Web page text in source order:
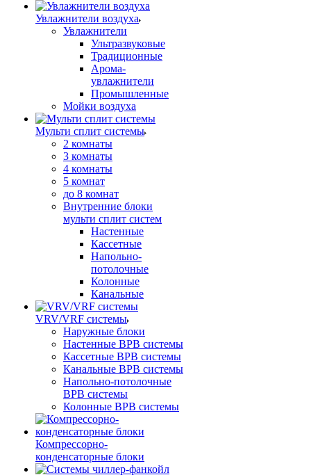
Увлажнители воздуха
Увлажнители
Ультразвуковые
Традиционные
Арома-
увлажнители
Промышленные
Мойки воздуха
Мульти сплит системы
2 комнаты
3 комнаты
4 комнаты
5 комнат
до 8 комнат
Внутренние блоки
мульти сплит систем
Настенные
Кассетные
Напольно-
потолочные
Колонные
Канальные
VRV/VRF системы
Наружные блоки
Настенные ВРВ системы
Кассетные ВРВ системы
Канальные ВРВ системы
Напольно-потолочные
ВРВ системы
Колонные ВРВ системы
Компрессорно-
конденсаторные блоки